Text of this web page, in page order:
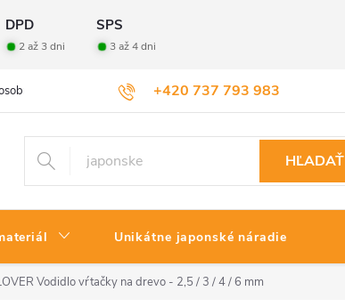
DPD SPS
2 až 3 dni 3 až 4 dni
+420 737 793 983
údajov Veľkoobchod Vrátenie tovaru
HĽADAŤ
Unikátne japonské náradie
Vodidlo vŕtačky na drevo - 2,5 / 3 / 4 / 6 mm